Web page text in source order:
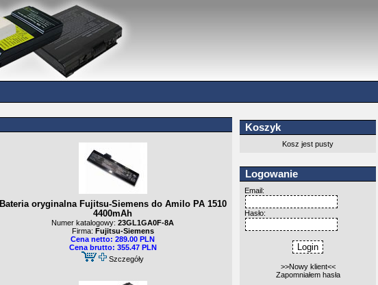
Bateria oryginalna Fujitsu-Siemens do Amilo PA 1510
4400mAh
Numer katalogowy: 23GL1GA0F-8A
Firma: Fujitsu-Siemens
Cena netto: 289.00 PLN
Cena brutto: 355.47 PLN
Szczegóły
Koszyk
Kosz jest pusty
Logowanie
Email:
Hasło:
>>Nowy klient<<
Zapomniałem hasła